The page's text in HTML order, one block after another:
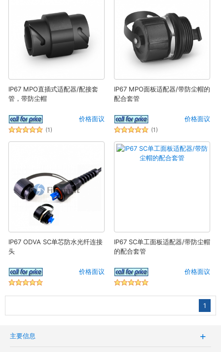
IP67 MPO直插式适配器/配接套
管，带防尘帽
价格面议
(1)
IP67 MPO面板适配器/带防尘帽的
配合套管
价格面议
(1)
IP67 ODVA SC单芯防水光纤连接
头
价格面议
IP67 SC单工面板适配器/带防尘帽
的配合套管
价格面议
1
主要信息